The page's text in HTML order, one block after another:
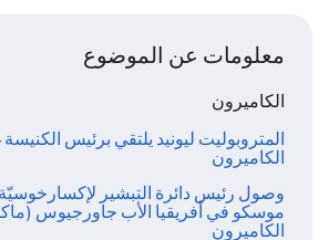
معلومات عن الموضوع
الكاميرون
المتروبوليت ليونيد يلتقي برئيس الكنيسة
الكاميرون
وصول رئيس دائرة التبشير
موسكو في أفريقيا الأب جاورجيوس
الكاميرون